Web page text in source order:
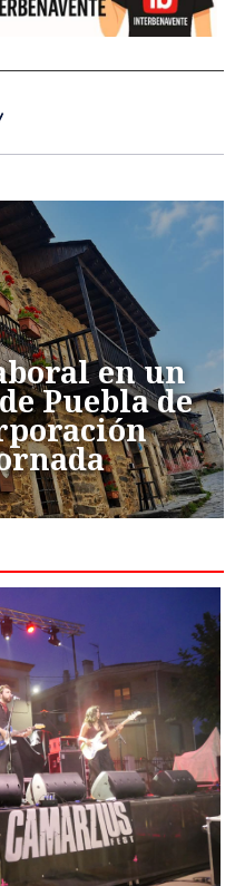
en un
Puebla de